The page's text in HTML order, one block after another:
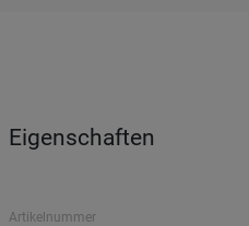
Eigenschaften
Artikelnummer